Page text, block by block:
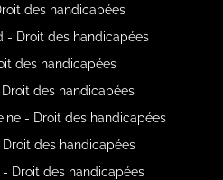
des handicapées
- Droit des handicapées
des handicapées
des handicapées
- Droit des handicapées
des handicapées
Droit des handicapées